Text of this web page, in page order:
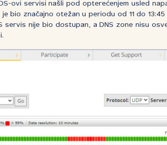
ovi servisi našli pod opterećenjem usled
bio značajno otežan u periodu od 11 do
servis nije bio dostupan, a DNS zone nisu